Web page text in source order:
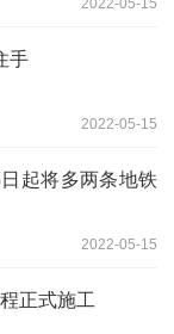
手
2022-05-15
起将多两条地铁
2022-05-15
正式施工